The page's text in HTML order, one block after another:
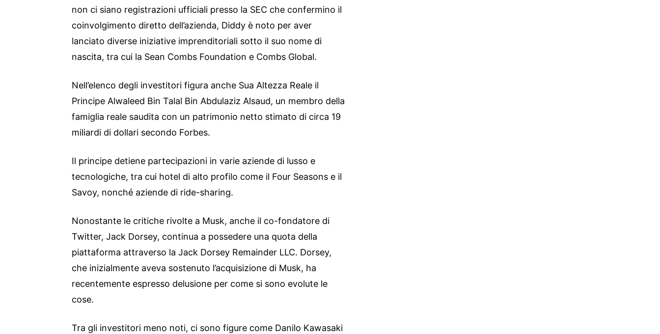
non ci siano registrazioni ufficiali presso la SEC che confermino il
coinvolgimento diretto dell’azienda, Diddy è noto per aver
lanciato diverse iniziative imprenditoriali sotto il suo nome di
nascita, tra cui la Sean Combs Foundation e Combs Global.
Nell’elenco degli investitori figura anche Sua Altezza Reale il
Principe Alwaleed Bin Talal Bin Abdulaziz Alsaud, un membro della
famiglia reale saudita con un patrimonio netto stimato di circa 19
miliardi di dollari secondo Forbes.
Il principe detiene partecipazioni in varie aziende di lusso e
tecnologiche, tra cui hotel di alto profilo come il Four Seasons e il
Savoy, nonché aziende di ride-sharing.
Nonostante le critiche rivolte a Musk, anche il co-fondatore di
Twitter, Jack Dorsey, continua a possedere una quota della
piattaforma attraverso la Jack Dorsey Remainder LLC. Dorsey,
che inizialmente aveva sostenuto l’acquisizione di Musk, ha
recentemente espresso delusione per come si sono evolute le
cose.
Tra gli investitori meno noti, ci sono figure come Danilo Kawasaki